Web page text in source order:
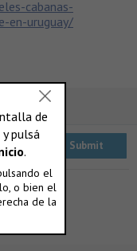
cabanas-
en-uruguay/
Reply